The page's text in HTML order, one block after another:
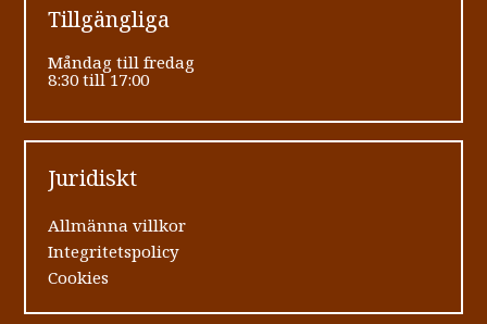
Tillgängliga
Måndag till fredag
8:30 till 17:00
Juridiskt
Allmänna villkor
Integritetspolicy
Cookies